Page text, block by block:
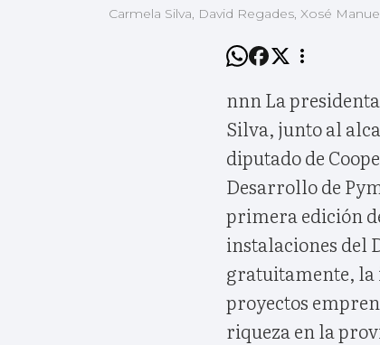
Carmela Silva, David Regades, Xosé
nnn La
Silva, junto al
diputado de
Desarrollo de
primera edición
instalaciones del
gratuitamente,
proyectos
riqueza en la